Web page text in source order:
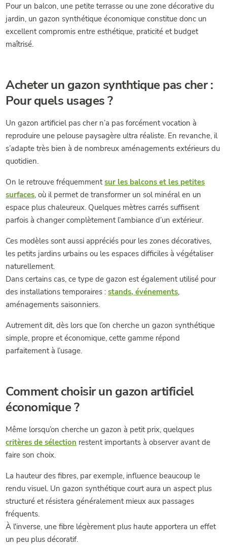
Pour un balcon, une petite terrasse ou une zone décorative du
jardin, un gazon synthétique économique constitue donc un
excellent compromis entre esthétique, praticité et budget
maîtrisé.
Acheter un gazon synthtique pas cher :
Pour quels usages ?
Un gazon artificiel pas cher n’a pas forcément vocation à
reproduire une pelouse paysagère ultra réaliste. En revanche, il
s’adapte très bien à de nombreux aménagements extérieurs du
quotidien.
On le retrouve fréquemmentsur les balcons et les petites
surfaces, où il permet de transformer un sol minéral en un
espace plus chaleureux. Quelques mètres carrés suffisent
parfois à changer complètement l’ambiance d’un extérieur.
Ces modèles sont aussi appréciés pour les zones décoratives,
les petits jardins urbains ou les espaces difficiles à végétaliser
naturellement.
Dans certains cas, ce type de gazon est également utilisé pour
des installations temporaires :stands, événements,
aménagements saisonniers.
Autrement dit, dès lors que l’on cherche un gazon synthétique
simple, propre et économique, cette gamme répond
parfaitement à l’usage.
Comment choisir un gazon artificiel
économique ?
Même lorsqu’on cherche un gazon à petit prix, quelques
critères de sélection restent importants à observer avant de
faire son choix.
La hauteur des fibres, par exemple, influence beaucoup le
rendu visuel. Un gazon synthétique court aura un aspect plus
structuré et résistera généralement mieux aux passages
fréquents.
À l'inverse, une fibre légèrement plus haute apportera un effet
un peu plus décoratif.